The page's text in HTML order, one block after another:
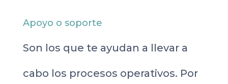
Apoyo o soporte
Son los que te ayudan a llevar a
cabo los procesos operativos. Por